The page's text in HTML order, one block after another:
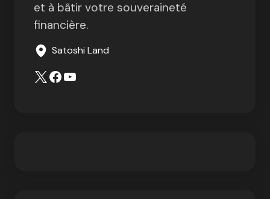
et à bâtir votre souveraineté
financière.
Satoshi Land